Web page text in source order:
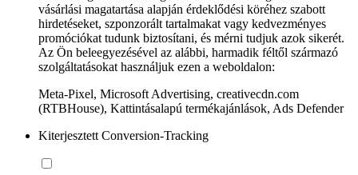
vásárlási magatartása alapján érdeklődési köréhez szabott
hirdetéseket, szponzorált tartalmakat vagy kedvezményes
promóciókat tudunk biztosítani, és mérni tudjuk azok sikerét.
Az Ön beleegyezésével az alábbi, harmadik féltől származó
szolgáltatásokat használjuk ezen a weboldalon:
Meta-Pixel, Microsoft Advertising, creativecdn.com
(RTBHouse), Kattintásalapú termékajánlások, Ads Defender
Kiterjesztett Conversion-Tracking